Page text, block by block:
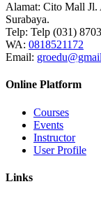
Alamat: Cito Mall Jl.
Surabaya.
Telp: Telp (031)
WA: 0818521172
Email:
Online Platform
Courses
Events
Instructor
User Profile
Links